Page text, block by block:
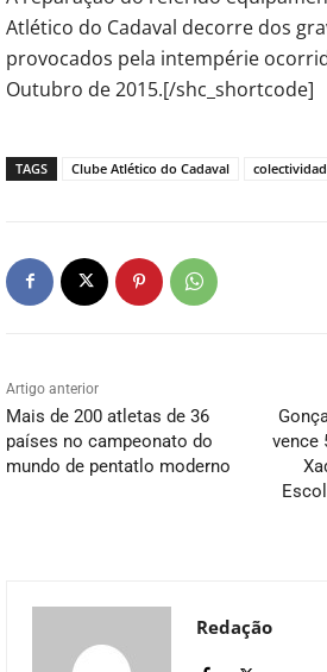
Atlético do Cadaval decorre dos
provocados pela intempérie
Outubro de 2015.[/shc_shortcode]
TAGS Clube Atlético do Cadaval
Artigo anterior
Mais de 200 atletas de 36
países no campeonato do
mundo de pentatlo moderno
vence
Redação